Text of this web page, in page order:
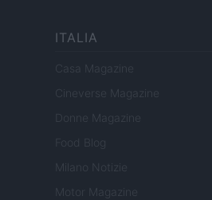
ITALIA
Casa Magazine
Cineverse Magazine
Donne Magazine
Food Blog
Milano Notizie
Motor Magazine